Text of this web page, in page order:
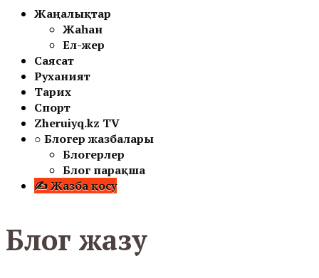
Жаңалықтар
Жаһан
Ел-жер
Саясат
Руханият
Тарих
Спорт
Zheruiyq.kz TV
○ Блогер жазбалары
Блогерлер
Блог парақша
✍ Жазба қосу
Блог жазу